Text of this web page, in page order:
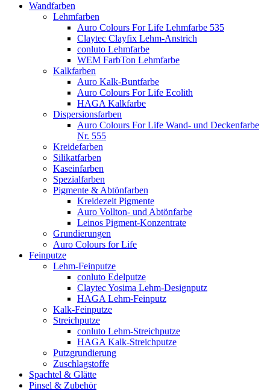
Wandfarben
Lehmfarben
Auro Colours For Life Lehmfarbe 535
Claytec Clayfix Lehm-Anstrich
conluto Lehmfarbe
WEM FarbTon Lehmfarbe
Kalkfarben
Auro Kalk-Buntfarbe
Auro Colours For Life Ecolith
HAGA Kalkfarbe
Dispersionsfarben
Auro Colours For Life Wand- und Deckenfarbe
Nr. 555
Kreidefarben
Silikatfarben
Kaseinfarben
Spezialfarben
Pigmente & Abtönfarben
Kreidezeit Pigmente
Auro Vollton- und Abtönfarbe
Leinos Pigment-Konzentrate
Grundierungen
Auro Colours for Life
Feinputze
Lehm-Feinputze
conluto Edelputze
Claytec Yosima Lehm-Designputz
HAGA Lehm-Feinputz
Kalk-Feinputze
Streichputze
conluto Lehm-Streichputze
HAGA Kalk-Streichputze
Putzgrundierung
Zuschlagstoffe
Spachtel & Glätte
Pinsel & Zubehör